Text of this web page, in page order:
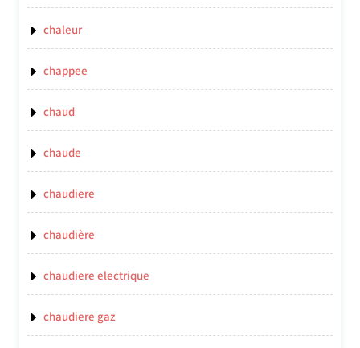
chaleur
chappee
chaud
chaude
chaudiere
chaudière
chaudiere electrique
chaudiere gaz